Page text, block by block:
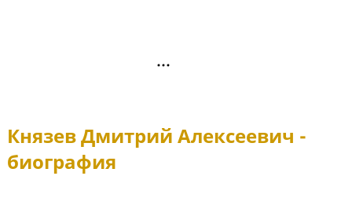
Князев Дмитрий Алексеевич -
биография